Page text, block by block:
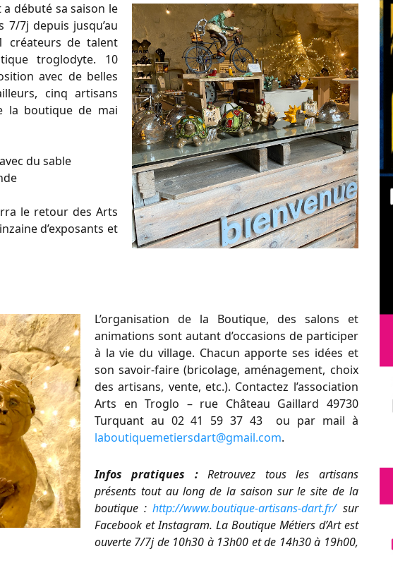
débuté sa saison le
7/7j depuis jusqu’au
créateurs de talent
troglodyte. 10
avec de belles
cinq artisans
la boutique de mai
du sable
le retour des Arts
d’exposants et
L’organisation de la Boutique, des salons et
animations sont autant d’occasions de participer
à la vie du village. Chacun apporte ses idées et
son savoir-faire (bricolage, aménagement, choix
des artisans, vente, etc.). Contactez l’association
Arts en Troglo – rue Château Gaillard 49730
Turquant au 02 41 59 37 43 ou par mail à
laboutiquemetiersdart@gmail.com.
Infos pratiques :Retrouvez tous les artisans
présents tout au long de la saison sur le site de la
boutique :http://www.boutique-artisans-dart.fr/sur
Facebook et Instagram. La Boutique Métiers d’Art est
ouverte 7/7j de 10h30 à 13h00 et de 14h30 à 19h00,